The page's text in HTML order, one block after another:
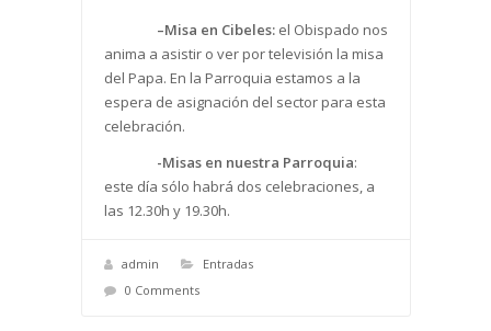
–Misa en Cibeles: el Obispado nos
anima a asistir o ver por televisión la misa
del Papa. En la Parroquia estamos a la
espera de asignación del sector para esta
celebración.
-Misas en nuestra Parroquia:
este día sólo habrá dos celebraciones, a
las 12.30h y 19.30h.
admin
Entradas
0 Comments